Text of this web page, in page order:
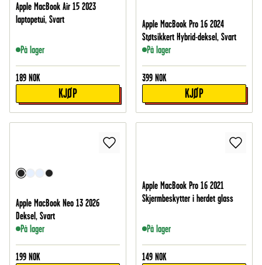
Apple MacBook Air 15 2023
laptopetui, Svart
På lager
189 NOK
KJØP
Apple MacBook Pro 16 2024
Støtsikkert Hybrid-deksel, Svart
På lager
399 NOK
KJØP
Apple MacBook Neo 13 2026
Deksel, Svart
På lager
199 NOK
Apple MacBook Pro 16 2021
Skjermbeskytter i herdet glass
På lager
149 NOK